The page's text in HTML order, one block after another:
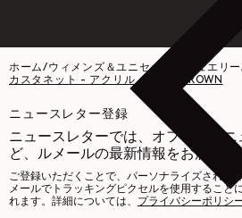
ホーム/ウィメンズ＆ユニセックスジュエリー
カスタネット - アクリル - DARK BROWN
ニュースレター登録
ニュースレターでは、オファー、
ど、ルメールの最新情報をお届けし
ご登録いただくことで、パーソナライズされた
メールでトラッキングピクセルを使用すること
れます。詳細については、 プライバシーポリシ